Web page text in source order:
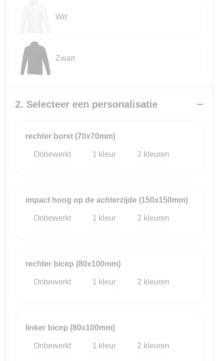
Reistassensets
Goodiebags
Wit
Zwart
2. Selecteer een personalisatie
rechter borst (70x70mm)
Onbewerkt 1 2
impact hoog op de achterzijde (150x150mm)
Onbewerkt 1 2
rechter bicep (80x100mm)
Onbewerkt 1 2
linker bicep (80x100mm)
Onbewerkt 1 2